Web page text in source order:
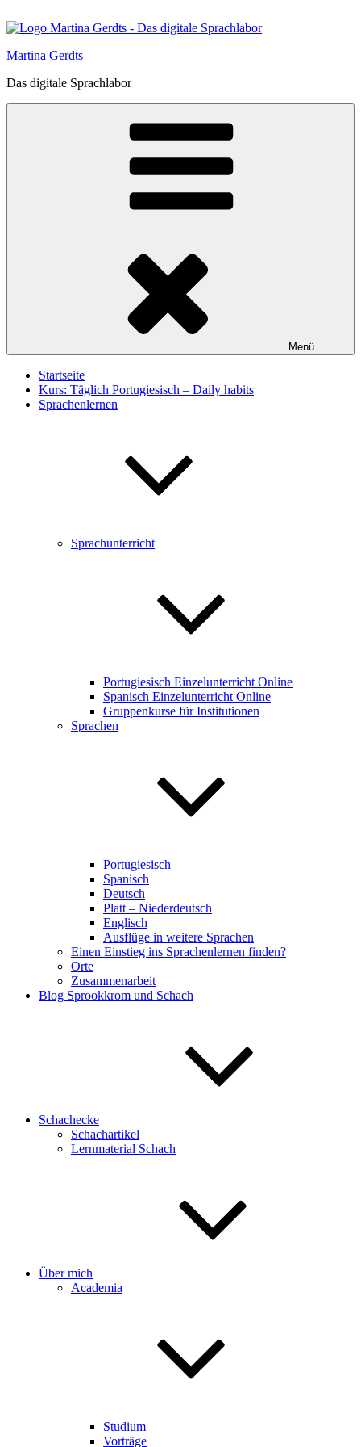
Inhalt
Martina Gerdts
Das digitale Sprachlabor
Menü
Startseite
Kurs: Täglich Portugiesisch – Daily habits
Sprachenlernen
Sprachunterricht
Portugiesisch Einzelunterricht Online
Spanisch Einzelunterricht Online
Gruppenkurse für Institutionen
Sprachen
Portugiesisch
Spanisch
Deutsch
Platt – Niederdeutsch
Englisch
Ausflüge in weitere Sprachen
Einen Einstieg ins Sprachenlernen finden?
Orte
Zusammenarbeit
Blog Sprookkrom und Schach
Schachecke
Schachartikel
Lernmaterial Schach
Über mich
Academia
Studium
Vorträge